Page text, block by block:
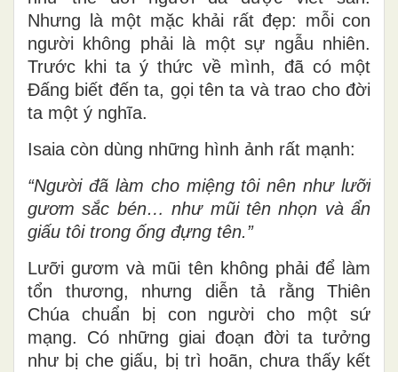
Nhưng là một mặc khải rất đẹp: mỗi con
người không phải là một sự ngẫu nhiên.
Trước khi ta ý thức về mình, đã có một
Đấng biết đến ta, gọi tên ta và trao cho đời
ta một ý nghĩa.
Isaia còn dùng những hình ảnh rất mạnh:
“Người đã làm cho miệng tôi nên như lưỡi
gươm sắc bén… như mũi tên nhọn và ẩn
giấu tôi trong ống đựng tên.”
Lưỡi gươm và mũi tên không phải để làm
tổn thương, nhưng diễn tả rằng Thiên
Chúa chuẩn bị con người cho một sứ
mạng. Có những giai đoạn đời ta tưởng
như bị che giấu, bị trì hoãn, chưa thấy kết